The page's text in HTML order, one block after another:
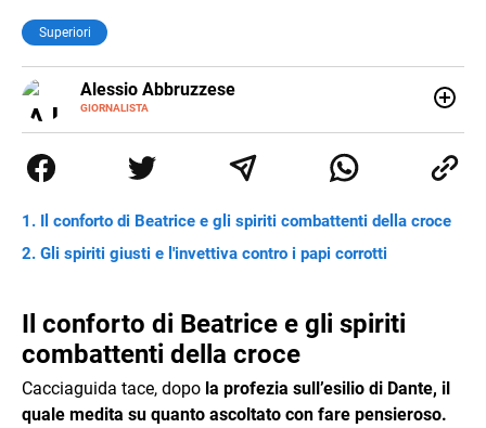
Superiori
Alessio Abbruzzese
GIORNALISTA
dicotomia che ancora oggi fa inevitabilmente parte della
mia vita. Potete leggermi sulle pagine de Il cuoio sul
Mi interesso di numerosissime altre cose, ma di quelle di
solito non scrivo.
Il conforto di Beatrice e gli spiriti combattenti della croce
Gli spiriti giusti e l'invettiva contro i papi corrotti
Il conforto di Beatrice e gli spiriti
combattenti della croce
Cacciaguida tace, dopo la profezia sull’esilio di Dante, il
quale medita su quanto ascoltato con fare pensieroso.